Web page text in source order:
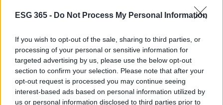
ESG 365 - Do Not Process My Personal Information
If you wish to opt-out of the sale, sharing to third parties, or
processing of your personal or sensitive information for
targeted advertising by us, please use the below opt-out
section to confirm your selection. Please note that after your
opt-out request is processed you may continue seeing
interest-based ads based on personal information utilized by
us or personal information disclosed to third parties prior to
Il percorso avviato conferma l’attenzione delle
combinanomitigazioneeadattamentoai
cambiamenti climatici, nonché la necessità di
tradurre pianificazione e programmazione in
cantieri, spazi riqualificati e servizi per i cittadini.